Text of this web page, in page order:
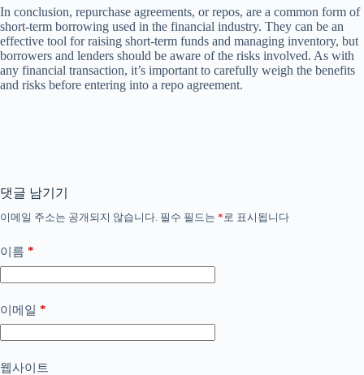
In conclusion, repurchase agreements, or repos, are a common form of
short-term borrowing used in the financial industry. They can be an
effective tool for raising short-term funds and managing inventory, but
borrowers and lenders should be aware of the risks involved. As with
any financial transaction, it’s important to carefully weigh the benefits
and risks before entering into a repo agreement.
댓글 남기기
이메일 주소는 공개되지 않습니다. 필수 필드는 *로 표시됩니다
이름 *
이메일 *
웹사이트